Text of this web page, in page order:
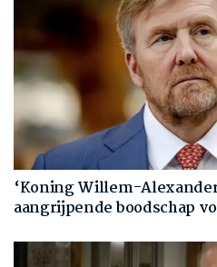
‘Koning Willem-
aangrijpende boodschap